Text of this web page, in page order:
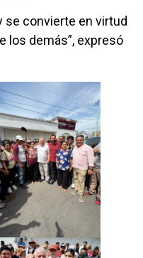
se convierte en virtud
los demás”, expresó